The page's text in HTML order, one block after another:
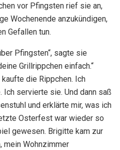
vor Pfingsten rief sie an,
Wochenende anzukündigen,
Gefallen tun.
Pfingsten“, sagte sie
Grillrippchen einfach.“
die Rippchen. Ich
servierte sie. Und dann saß
und erklärte mir, was ich
Osterfest war wieder so
gewesen. Brigitte kam zur
mein Wohnzimmer